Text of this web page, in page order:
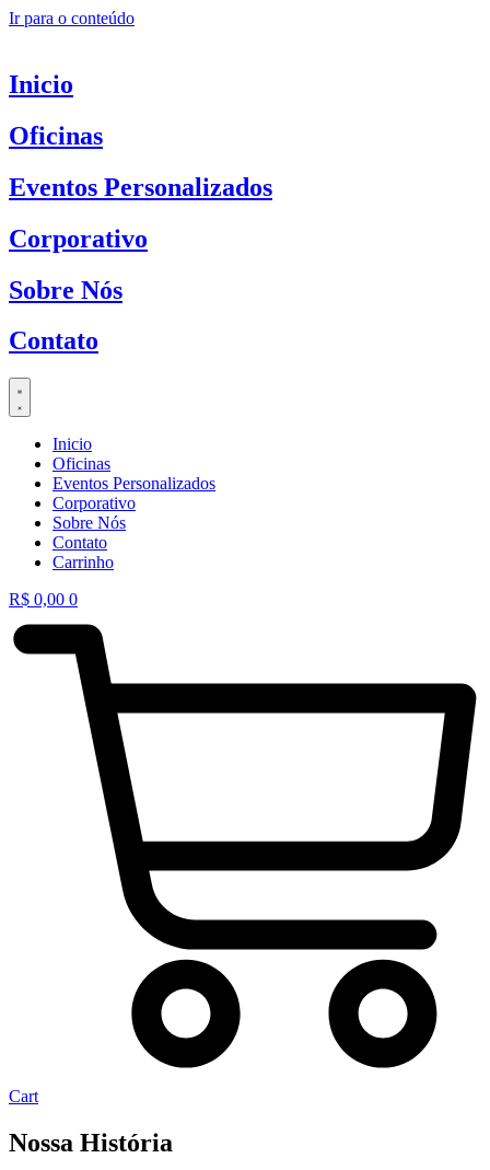
Ir para o conteúdo
Inicio
Oficinas
Eventos Personalizados
Corporativo
Sobre Nós
Contato
Inicio
Oficinas
Eventos Personalizados
Corporativo
Sobre Nós
Contato
Carrinho
R$ 0,00 0
Cart
Nossa História